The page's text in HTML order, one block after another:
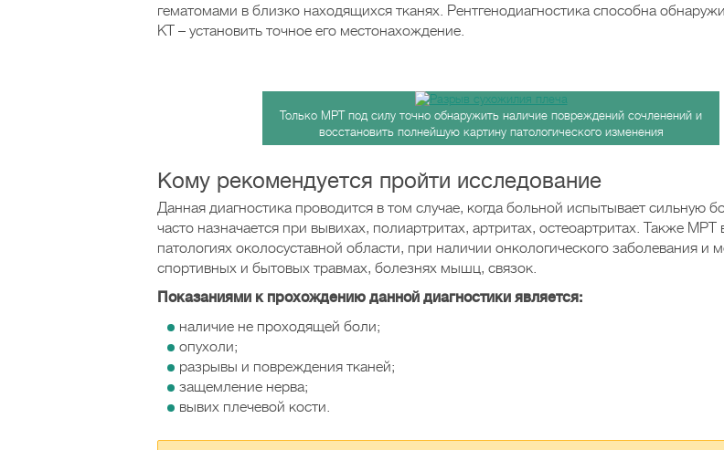
гематомами в близко находящихся тканях. Рентгенодиагностика способна
КТ – установить точное его местонахождение.
Только МРТ под силу точно обнаружить наличие повреждений сочленений и
восстановить полнейшую картину патологического изменения
Кому рекомендуется пройти исследование
Данная диагностика проводится в том случае, когда больной испытывает сильную
часто назначается при вывихах, полиартритах, артритах, остеоартритах. Также
патологиях околосуставной области, при наличии онкологического заболевания и
спортивных и бытовых травмах, болезнях мышц, связок.
Показаниями к прохождению данной диагностики является:
наличие не проходящей боли;
опухоли;
разрывы и повреждения тканей;
защемление нерва;
вывих плечевой кости.